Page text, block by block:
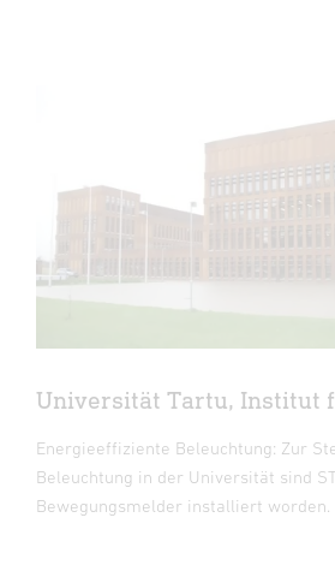
Universität Tartu, Institut
Energieeffiziente Beleuchtung: Zur
Beleuchtung in der Universität sind
Bewegungsmelder installiert worden.